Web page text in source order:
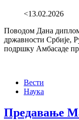
<13.02.2026
Поводом Дана
државности Србије,
подршку Амбасаде
Вести
Наука
Предавање